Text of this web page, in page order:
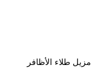
مزيل طلاء الأظافر